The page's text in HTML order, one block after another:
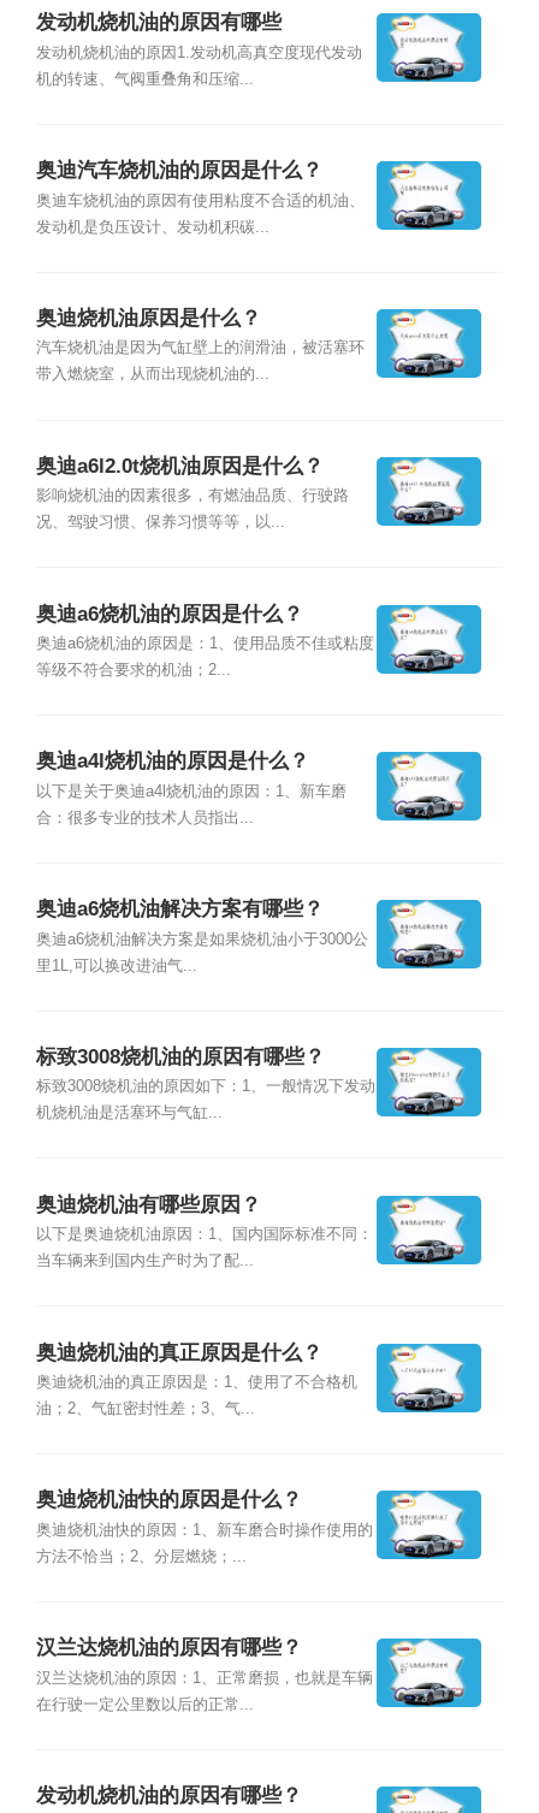
发动机烧机油的原因有哪些
发动机烧机油的原因1.发动机高真空度现代发动
机的转速、气阀重叠角和压缩...
奥迪汽车烧机油的原因是什么？
奥迪车烧机油的原因有使用粘度不合适的机油、
发动机是负压设计、发动机积碳...
奥迪烧机油原因是什么？
汽车烧机油是因为气缸壁上的润滑油，被活塞环
带入燃烧室，从而出现烧机油的...
奥迪a6l2.0t烧机油原因是什么？
影响烧机油的因素很多，有燃油品质、行驶路
况、驾驶习惯、保养习惯等等，以...
奥迪a6烧机油的原因是什么？
奥迪a6烧机油的原因是：1、使用品质不佳或粘度
等级不符合要求的机油；2...
奥迪a4l烧机油的原因是什么？
以下是关于奥迪a4l烧机油的原因：1、新车磨
合：很多专业的技术人员指出...
奥迪a6烧机油解决方案有哪些？
奥迪a6烧机油解决方案是如果烧机油小于3000公
里1L,可以换改进油气...
标致3008烧机油的原因有哪些？
标致3008烧机油的原因如下：1、一般情况下发动
机烧机油是活塞环与气缸...
奥迪烧机油有哪些原因？
以下是奥迪烧机油原因：1、国内国际标准不同：
当车辆来到国内生产时为了配...
奥迪烧机油的真正原因是什么？
奥迪烧机油的真正原因是：1、使用了不合格机
油；2、气缸密封性差；3、气...
奥迪烧机油快的原因是什么？
奥迪烧机油快的原因：1、新车磨合时操作使用的
方法不恰当；2、分层燃烧；...
汉兰达烧机油的原因有哪些？
汉兰达烧机油的原因：1、正常磨损，也就是车辆
在行驶一定公里数以后的正常...
发动机烧机油的原因有哪些？